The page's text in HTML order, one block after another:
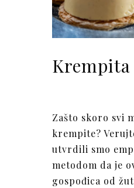
Krempita
Zašto skoro svi
krempite?
utvrdili smo
metodom da je
gospođica od